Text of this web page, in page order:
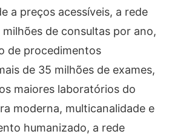
a preços acessíveis, a rede
milhões de consultas por ano,
de procedimentos
de 35 milhões de exames,
maiores laboratórios do
moderna, multicanalidade e
humanizado, a rede